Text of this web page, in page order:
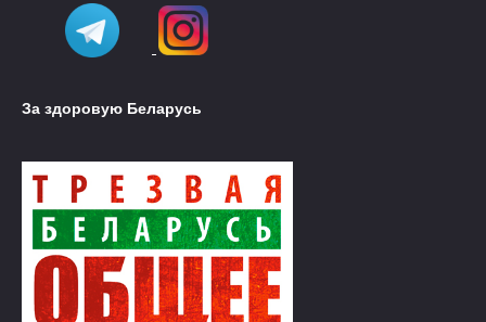
За здоровую Беларусь